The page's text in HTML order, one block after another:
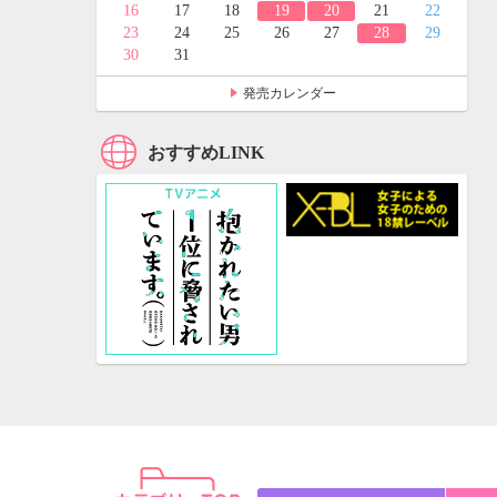
16
17 18 19 20 21
22
23
24 25 26 27 28
29
30
31
発売カレンダー
おすすめLINK